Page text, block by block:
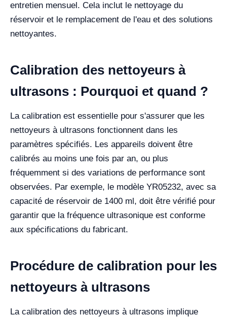
entretien mensuel. Cela inclut le nettoyage du
réservoir et le remplacement de l'eau et des solutions
nettoyantes.
Calibration des nettoyeurs à
ultrasons : Pourquoi et quand ?
La calibration est essentielle pour s'assurer que les
nettoyeurs à ultrasons fonctionnent dans les
paramètres spécifiés. Les appareils doivent être
calibrés au moins une fois par an, ou plus
fréquemment si des variations de performance sont
observées. Par exemple, le modèle YR05232, avec sa
capacité de réservoir de 1400 ml, doit être vérifié pour
garantir que la fréquence ultrasonique est conforme
aux spécifications du fabricant.
Procédure de calibration pour les
nettoyeurs à ultrasons
La calibration des nettoyeurs à ultrasons implique